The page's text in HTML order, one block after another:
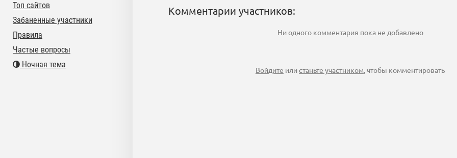
Комментарии участников:
Ни одного комментария пока не добавлено
Войдите илистаньте участником, чтобы комментировать
Топ сайтов
Забаненные участники
Правила
Частые вопросы
Ночная тема